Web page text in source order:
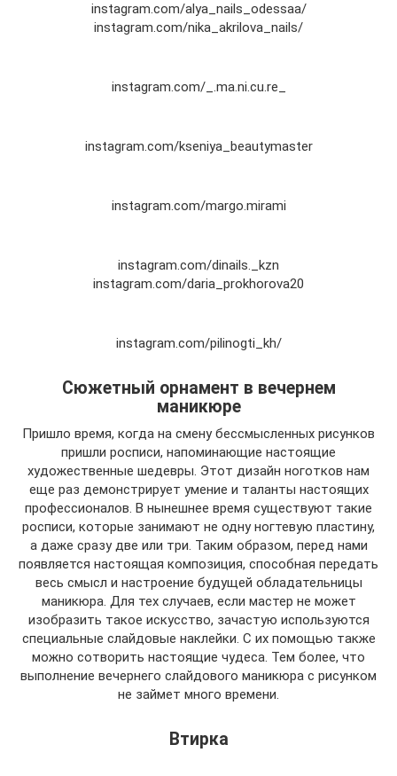
instagram.com/alya_nails_odessaa/
instagram.com/nika_akrilova_nails/
instagram.com/_.ma.ni.cu.re_
instagram.com/kseniya_beautymaster
instagram.com/margo.mirami
instagram.com/dinails._kzn
instagram.com/daria_prokhorova20
instagram.com/pilinogti_kh/
Сюжетный орнамент в вечернем
маникюре
Пришло время, когда на смену бессмысленных рисунков
пришли росписи, напоминающие настоящие
художественные шедевры. Этот дизайн ноготков нам
еще раз демонстрирует умение и таланты настоящих
профессионалов. В нынешнее время существуют такие
росписи, которые занимают не одну ногтевую пластину,
а даже сразу две или три. Таким образом, перед нами
появляется настоящая композиция, способная передать
весь смысл и настроение будущей обладательницы
маникюра. Для тех случаев, если мастер не может
изобразить такое искусство, зачастую используются
специальные слайдовые наклейки. С их помощью также
можно сотворить настоящие чудеса. Тем более, что
выполнение вечернего слайдового маникюра с рисунком
не займет много времени.
Втирка